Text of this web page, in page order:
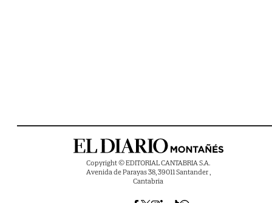
Copyright © EDITORIAL CANTABRIA S.A.
Avenida de Parayas 38, 39011 Santander ,
Cantabria